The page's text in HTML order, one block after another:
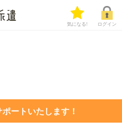
気になる! ログイン
ートいたします！